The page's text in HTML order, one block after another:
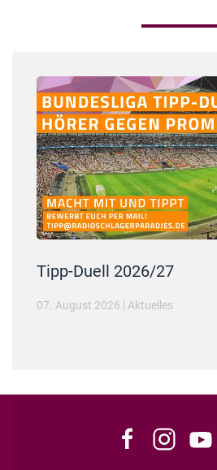
Tipp-Duell 2026/27
07. August 2026 | Aktuelles